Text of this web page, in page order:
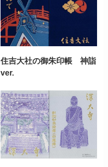
住吉大社の御朱印帳 神詣
ver.